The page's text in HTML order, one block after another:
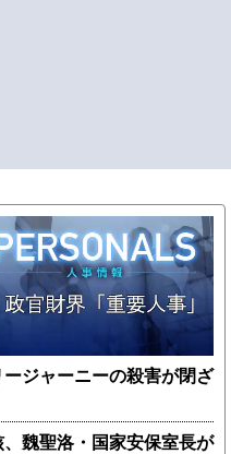
ジャーニーの殺害が閉ざ
魏聖洛・国家安保室長が